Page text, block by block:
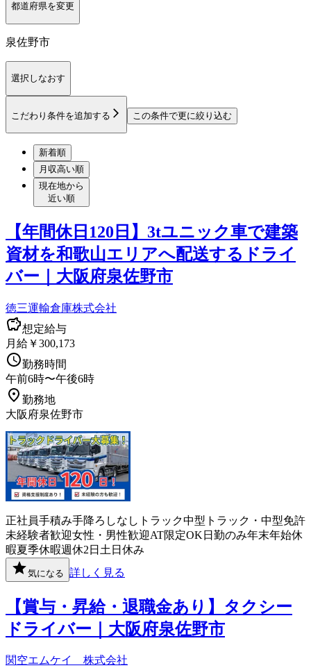
都道府県を変更
泉佐野市
選択しなおす
こだわり条件を追加する この条件で更に絞り込む
新着順
月収高い順
現在地から
近い順
【年間休日120日】3tユニック車で建築
資材を和歌山エリアへ配送するドライ
バー｜大阪府泉佐野市
徳三運輸倉庫株式会社
想定給与
月給￥300,173
勤務時間
午前6時〜午後6時
勤務地
大阪府泉佐野市
正社員手積み手降ろしなし トラック中型トラック・中型免許
未経験者歓迎女性・男性歓迎AT限定OK 日勤のみ年末年始休
暇夏季休暇週休2日 土日休み
気になる 詳しく見る
【賞与・昇給・退職金あり】タクシー
ドライバー｜大阪府泉佐野市
関空エムケイ 株式会社